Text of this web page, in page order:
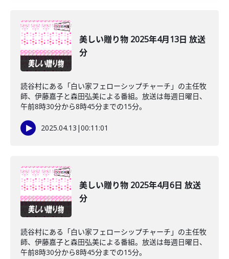
美しい贈り物 2025年4月13日 放送
分
読谷村にある「白い家フェローシップチャーチ」の主任牧
師、伊藤嘉子と森田弘美による番組。放送は毎週日曜日、
午前8時30分から8時45分までの15分。
2025.04.13 |00:11:01
美しい贈り物 2025年4月6日 放送
分
読谷村にある「白い家フェローシップチャーチ」の主任牧
師、伊藤嘉子と森田弘美による番組。放送は毎週日曜日、
午前8時30分から8時45分までの15分。